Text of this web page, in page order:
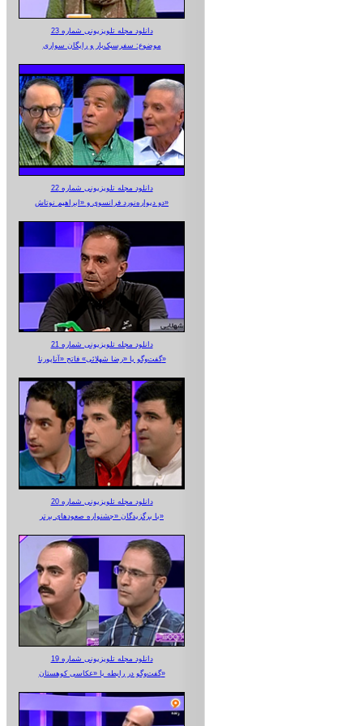
دانلود مجله تلویزیونی شماره 23
موضوع: سفرسبک‌بار و رایگان سواری
دانلود مجله تلویزیونی شماره 22
دو دیواره‌نورد فرانسوی و «ابراهیم نوتاش»
دانلود مجله تلویزیونی شماره 21
گفت‌وگو با «رضا شهلائی» فاتح «آناپورنا»
دانلود مجله تلویزیونی شماره 20
با برگزیدگان «جشنواره صعودهای برتر»
دانلود مجله تلویزیونی شماره 19
گفت‌وگو در رابطه با «عکاسی کوهستان»